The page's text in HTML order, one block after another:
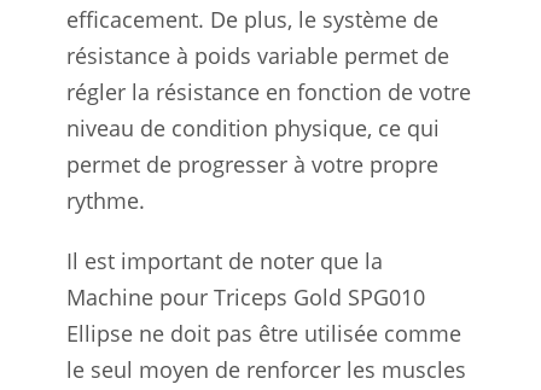
efficacement. De plus, le système de
résistance à poids variable permet de
régler la résistance en fonction de votre
niveau de condition physique, ce qui
permet de progresser à votre propre
rythme.
Il est important de noter que la
Machine pour Triceps Gold SPG010
Ellipse ne doit pas être utilisée comme
le seul moyen de renforcer les muscles